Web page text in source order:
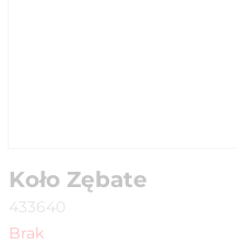
Koło Zębate
433640
Brak